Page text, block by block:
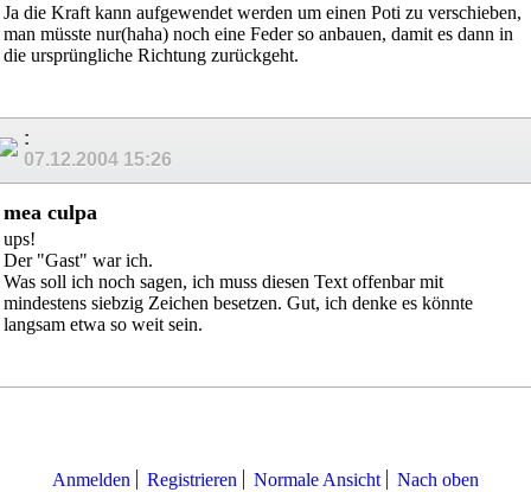
Ja die Kraft kann aufgewendet werden um einen Poti zu verschieben,
man müsste nur(haha) noch eine Feder so anbauen, damit es dann in
die ursprüngliche Richtung zurückgeht.
:
07.12.2004 15:26
mea culpa
ups!
Der "Gast" war ich.
Was soll ich noch sagen, ich muss diesen Text offenbar mit
mindestens siebzig Zeichen besetzen. Gut, ich denke es könnte
langsam etwa so weit sein.
Anmelden Registrieren Normale Ansicht Nach oben